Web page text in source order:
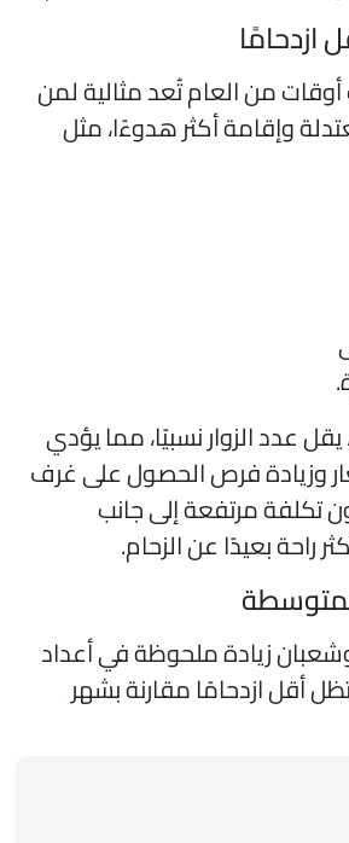
من العام تُعد مثالية لمن
وإقامة أكثر هدوءًا، مثل
عدد الزوار نسبيًا، مما يؤدي
وزيادة فرص الحصول على غرف
مرتفعة إلى جانب
بعيدًا عن الزحام.
زيادة ملحوظة في أعداد
أقل ازدحامًا مقارنة بشهر